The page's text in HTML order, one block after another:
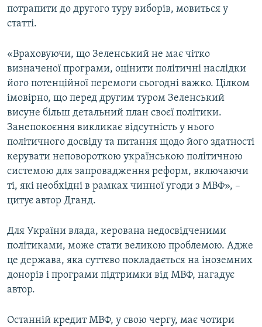
потрапити до другого туру виборів, мовиться у
статті.
«Враховуючи, що Зеленський не має чітко
визначеної програми, оцінити політичні наслідки
його потенційної перемоги сьогодні важко. Цілком
імовірно, що перед другим туром Зеленський
висуне більш детальний план своєї політики.
Занепокоєння викликає відсутність у нього
політичного досвіду та питання щодо його здатності
керувати неповороткою українською політичною
системою для запровадження реформ, включаючи
ті, які необхідні в рамках чинної угоди з МВФ», –
цитує автор Дганд.
Для України влада, керована недосвідченими
політиками, може стати великою проблемою. Адже
це держава, яка суттєво покладається на іноземних
донорів і програми підтримки від МВФ, нагадує
автор.
Останній кредит МВФ, у свою чергу, має чотири